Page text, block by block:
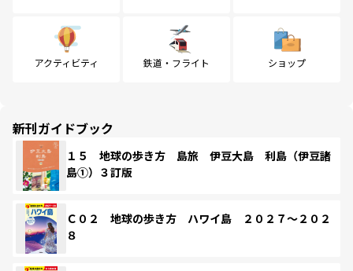
アクティビティ 鉄道・フライト ショップ
新刊ガイドブック
１５ 地球の歩き方 島旅 伊豆大島 利島（伊豆諸
島①）３訂版
Ｃ０２ 地球の歩き方 ハワイ島 ２０２７～２０２
８